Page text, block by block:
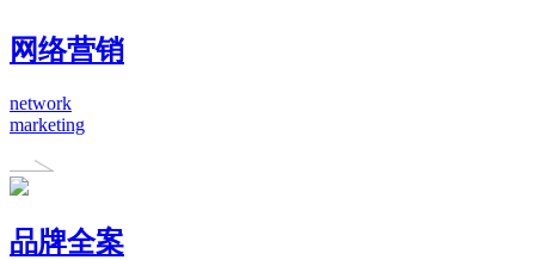
网络营销
network
marketing
品牌全案